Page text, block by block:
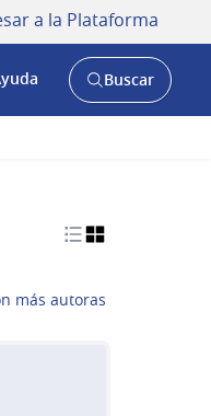
a la Plataforma
AbrirBuscar
más autoras